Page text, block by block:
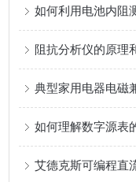
如何利用电池内阻
阻抗分析仪的原理
典型家用电器电磁
如何理解数字源表
艾德克斯可编程直